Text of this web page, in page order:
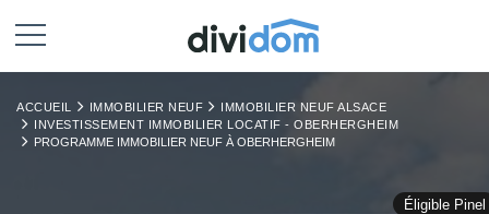
ACCUEIL IMMOBILIER NEUF
IMMOBILIER NEUF ALSACE
INVESTISSEMENT IMMOBILIER LOCATIF - OBERHERGHEIM
PROGRAMME IMMOBILIER NEUF À OBERHERGHEIM
Éligible Pinel